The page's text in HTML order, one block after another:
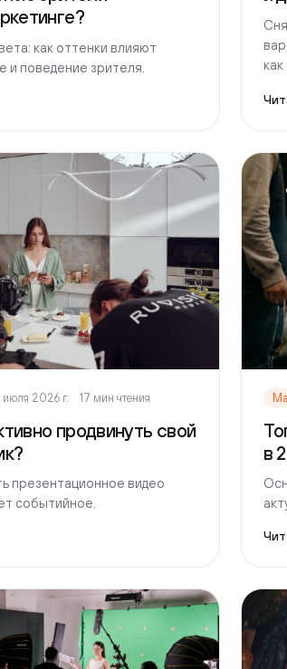
как оттенки влияют
поведение зрителя.
как
Читать
2026 г. 17 мин чтения
продвинуть свой
презентационное видео
событийное.
Топ
в
Читать